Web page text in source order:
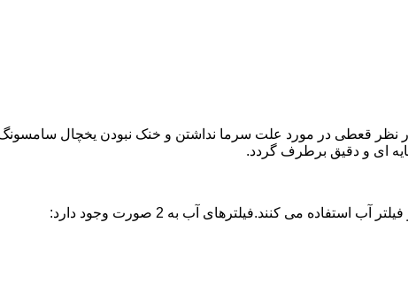
قعطی در مورد علت سرما نداشتن و خنک نبودن یخچال سامسونگ وجود
می کنند.فیلترهای آب به 2 صورت وجود دارد: